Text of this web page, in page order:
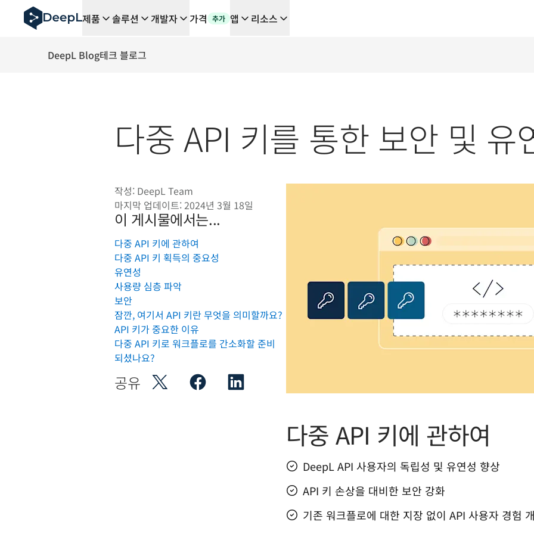
AI 에이전트용 DeepL
DeepL Translation Flow: 주요 사용 사례 및 통합 기능을 위한 새로운 AI 기반 워크플로우
How we brought Swiss German to DeepL
Translation Flow를 만나보세요: 번역 워크플로우를 처음부터 끝까지 자동화하는 현지화 솔루션, 이를 필요로 하는 모든 팀을 위
Building an instantly accessible voice demo with DeepL Voice API
제품 솔루션 개발자 가격 추가 앱 리소스
DeepL Blog테크 블로그
다중 API 키를 통한 보안 및 유
다중 API 키에 관하여
DeepL API 사용자의 독립성 및 유연성 향상
API 키 손상을 대비한 보안 강화
기존 워크플로에 대한 지장 없이 API 사용자 경험
작성: DeepL Team
마지막 업데이트:2024년 3월 18일
이 게시물에서는...
다중 API 키에 관하여
다중 API 키 획득의 중요성
유연성
사용량 심층 파악
보안
잠깐, 여기서 API 키란 무엇을 의미할까요?
API 키가 중요한 이유
다중 API 키로 워크플로를 간소화할 준비
되셨나요?
공유